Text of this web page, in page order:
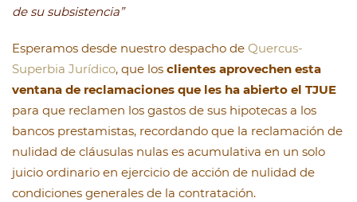
de su subsistencia”
Esperamos desde nuestro despacho de Quercus-
Superbia Jurídico, que los clientes aprovechen esta
ventana de reclamaciones que les ha abierto el TJUE
para que reclamen los gastos de sus hipotecas a los
bancos prestamistas, recordando que la reclamación de
nulidad de cláusulas nulas es acumulativa en un solo
juicio ordinario en ejercicio de acción de nulidad de
condiciones generales de la contratación.